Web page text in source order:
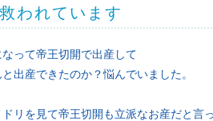
われています
って帝王切開で出産して
出産できたのか？悩んでいました。
リを見て帝王切開も立派なお産だと言